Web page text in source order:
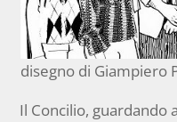
disegno di Giampiero
Il Concilio, guardando